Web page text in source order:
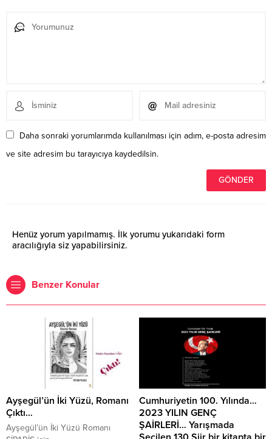
Daha sonraki yorumlarımda kullanılması için adım, e-posta adresim
ve site adresim bu tarayıcıya kaydedilsin.
Henüz yorum yapılmamış. İlk yorumu yukarıdaki form
aracılığıyla siz yapabilirsiniz.
Benzer Konular
Ayşegül’ün İki Yüzü, Romanı
Çıktı…
Ayşegül’ün İki Yüzü Romanı
Cumhuriyetin 100. Yılında…
2023 YILIN GENÇ
ŞAİRLERİ… Yarışmada